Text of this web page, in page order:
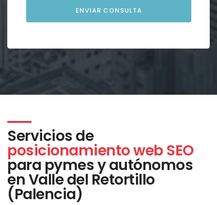
Servicios de
posicionamiento web SEO
para pymes y autónomos
en Valle del Retortillo
(Palencia)